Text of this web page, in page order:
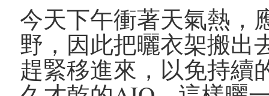
今天下午衝著天氣熱，
野，因此把曬衣架搬出
趕緊移進來，以免持續